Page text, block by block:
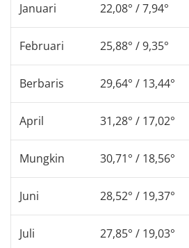
Januari 22,08° / 7,94°
Februari 25,88° / 9,35°
Berbaris 29,64° / 13,44°
April 31,28° / 17,02°
Mungkin 30,71° / 18,56°
Juni 28,52° / 19,37°
Juli 27,85° / 19,03°